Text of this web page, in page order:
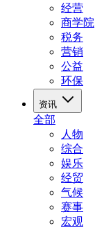
经营
商学院
税务
营销
公益
环保
资讯
全部
人物
综合
娱乐
经贸
气候
赛事
宏观